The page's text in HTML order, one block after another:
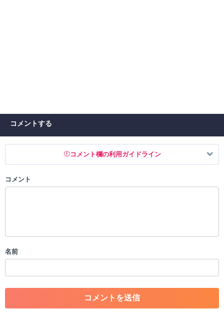
コメントする
コメント欄の利用ガイドライン
以下の書き込みを禁止とし、場合によってはコメント削除や書き込み制
・一度削除された投稿を再び投稿すること
・アカウントの売買など金銭が絡む内容の投稿
・各ゲームのネタバレを含む内容の投稿
・その他、管理者が不適切と判断した投稿
コメント
名前